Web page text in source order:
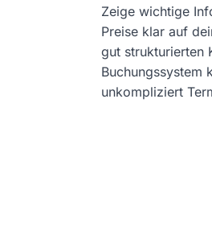
Zeige wichtige
Preise klar auf
gut strukturierten
Buchungssystem
unkompliziert